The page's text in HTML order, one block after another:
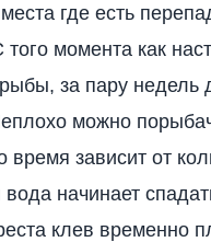
где есть
момента как
за пару недель
можно
время зависит от
начинает
клев временно